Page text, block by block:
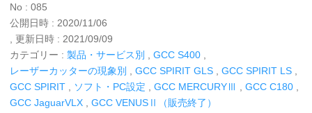
No : 085
公開日時 : 2020/11/06
, 更新日時 : 2021/09/09
カテゴリー : 製品・サービス別 GCC S400
レーザーカッターの現象別
GCC SPIRIT GLS GCC SPIRIT LS
GCC SPIRIT
ソフト・PC設定 GCC MERCURYⅢ GCC C180
GCC JaguarVLX
GCC VENUSⅡ（販売終了）